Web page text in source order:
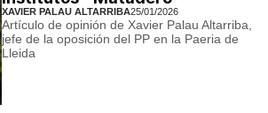
XAVIER PALAU ALTARRIBA25/01/2026
Artículo de opinión de Xavier Palau Altarriba,
jefe de la oposición del PP en la Paeria de
Lleida